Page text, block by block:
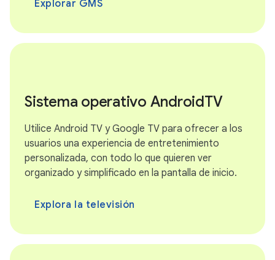
Explorar GMS
Sistema operativo AndroidTV
Utilice Android TV y Google TV para ofrecer a los
usuarios una experiencia de entretenimiento
personalizada, con todo lo que quieren ver
organizado y simplificado en la pantalla de inicio.
Explora la televisión